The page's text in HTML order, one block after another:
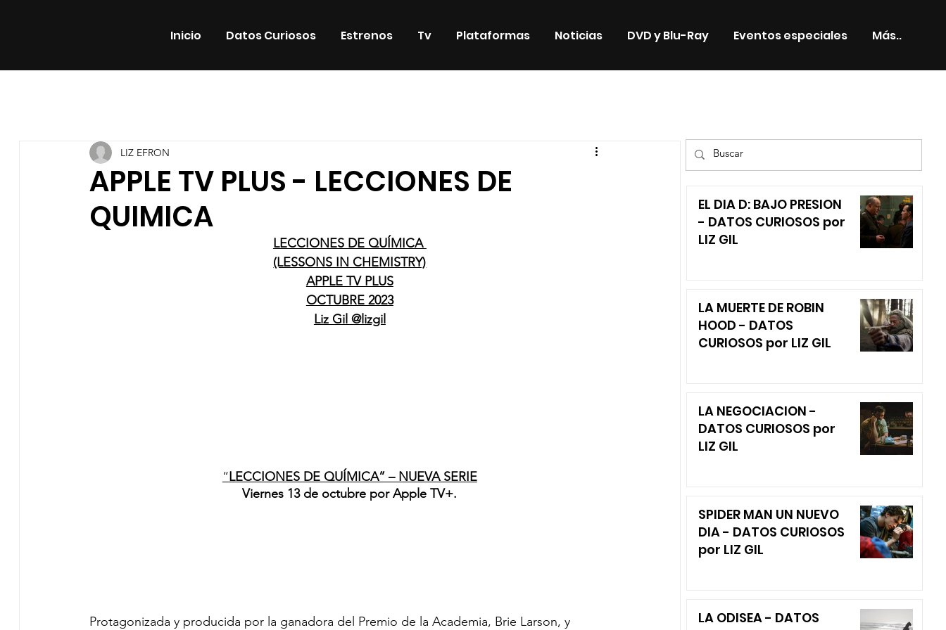
Inicio Datos Curiosos Estrenos Tv Plataformas Noticias DVD y Blu-Ray Eventos especiales Más..
Teatro Plataformas
APPLE TV PLUS - LECCIONES DE
QUIMICA
LIZ EFRON
LECCIONES DE QUÍMICA
(LESSONS IN CHEMISTRY)
APPLE TV PLUS
OCTUBRE 2023
Liz Gil @lizgil
“LECCIONES DE QUÍMICA” – NUEVA SERIE
Viernes 13 de octubre por Apple TV+.
Protagonizada y producida por la ganadora del Premio de la Academia, Brie Larson, y
EL DIA D: BAJO PRESION
- DATOS CURIOSOS por
LIZ GIL
LA MUERTE DE ROBIN
HOOD - DATOS
CURIOSOS por LIZ GIL
LA NEGOCIACION -
DATOS CURIOSOS por
LIZ GIL
SPIDER MAN UN NUEVO
DIA - DATOS CURIOSOS
por LIZ GIL
LA ODISEA - DATOS